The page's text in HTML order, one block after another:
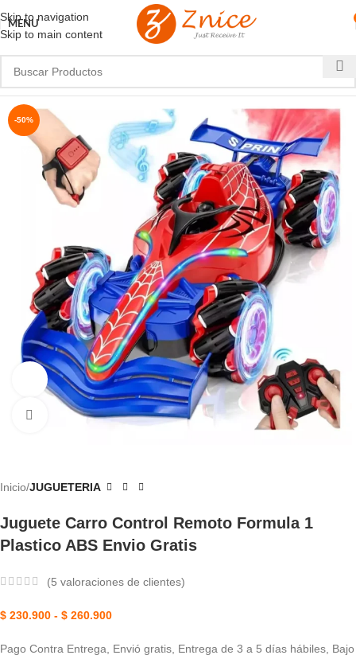
Skip to navigation
Skip to main content
MENU
-50%
Ver vídeo
Haga Clic Para Ampliar
Inicio JUGUETERIA
Juguete Carro Control Remoto Formula 1
Plastico ABS Envio Gratis
(5 valoraciones de clientes)
$ 230.900 - $ 260.900
Pago Contra Entrega, Envió gratis, Entrega de 3 a 5 días hábiles, Bajo